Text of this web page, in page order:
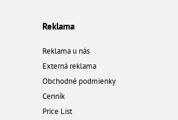
Reklama
Reklama u nás
Externá reklama
Obchodné podmienky
Cenník
Price List